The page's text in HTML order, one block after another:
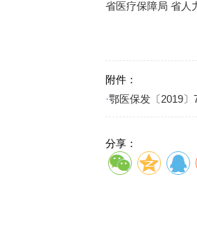
省医疗保障局 省人
附件：
·鄂医保发〔2019〕
分享：